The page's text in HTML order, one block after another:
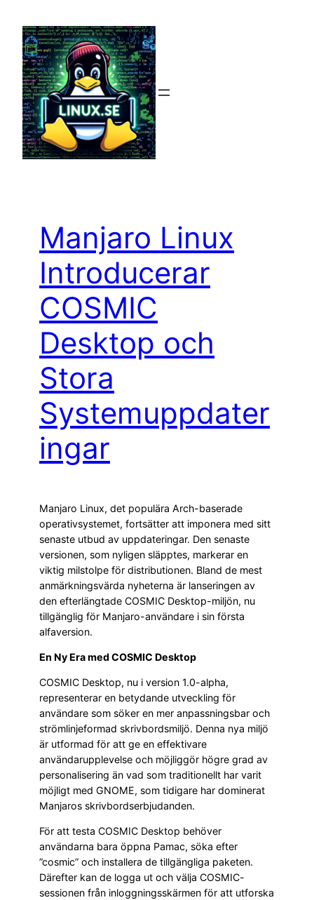
innehåll
Manjaro Linux
Introducerar
COSMIC
Desktop och
Stora
Systemuppdater
ingar
Manjaro Linux, det populära Arch-baserade
operativsystemet, fortsätter att imponera med sitt
senaste utbud av uppdateringar. Den senaste
versionen, som nyligen släpptes, markerar en
viktig milstolpe för distributionen. Bland de mest
anmärkningsvärda nyheterna är lanseringen av
den efterlängtade COSMIC Desktop-miljön, nu
tillgänglig för Manjaro-användare i sin första
alfaversion.
En Ny Era med COSMIC Desktop
COSMIC Desktop, nu i version 1.0-alpha,
representerar en betydande utveckling för
användare som söker en mer anpassningsbar och
strömlinjeformad skrivbordsmiljö. Denna nya miljö
är utformad för att ge en effektivare
användarupplevelse och möjliggör högre grad av
personalisering än vad som traditionellt har varit
möjligt med GNOME, som tidigare har dominerat
Manjaros skrivbordserbjudanden.
För att testa COSMIC Desktop behöver
användarna bara öppna Pamac, söka efter
”cosmic” och installera de tillgängliga paketen.
Därefter kan de logga ut och välja COSMIC-
sessionen från inloggningsskärmen för att utforska